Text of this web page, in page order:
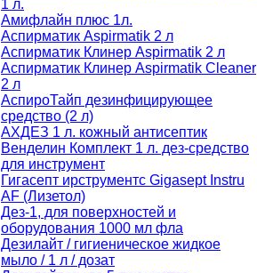
1 л.
Амифлайн плюс 1л.
Аспирматик Aspirmatik 2 л
Аспирматик Клинер Aspirmatik 2 л
Аспирматик Клинер Aspirmatik Cleaner
2 л
АспироТайп дезинфицирующее
средство (2 л)
АХДЕЗ 1 л. кожный антисептик
Венделин Комплект 1 л. дез-средство
для инструмент
Гигасепт ирструментс Gigasept Instru
AF (Лизетол)
Дез-1, для поверхностей и
оборудования 1000 мл фла
Дезилайт / гигиеническое жидкое
мыло / 1 л / дозат